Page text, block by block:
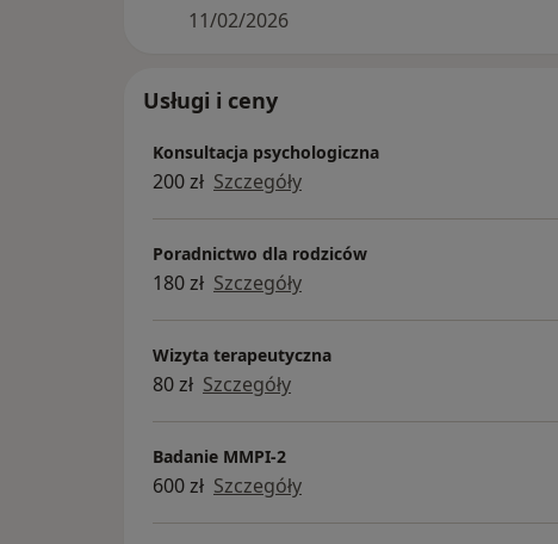
11/02/2026
Usługi i ceny
Konsultacja psychologiczna
200 zł Szczegóły
Poradnictwo dla rodziców
180 zł Szczegóły
Wizyta terapeutyczna
80 zł Szczegóły
Badanie MMPI-2
600 zł Szczegóły